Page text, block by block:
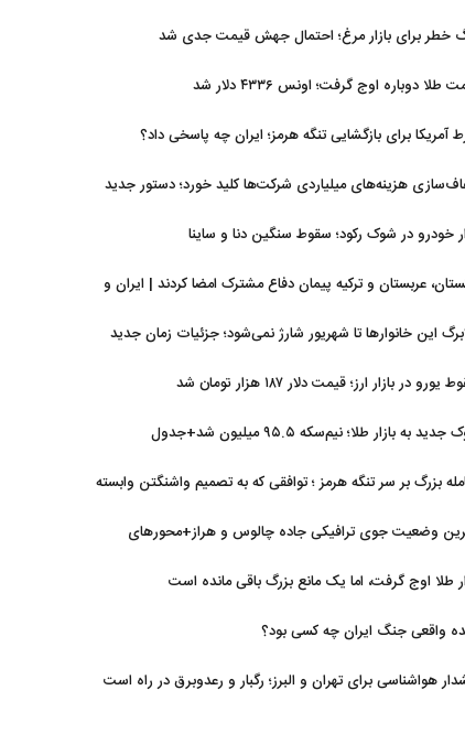
خطر برای بازار مرغ؛ احتمال جهش قیمت جدی شد
طلا دوباره اوج گرفت؛ اونس ۴۳۳۶ دلار شد
آمریکا برای بازگشایی تنگه هرمز؛ ایران چه پاسخی داد؟
هزینه‌های میلیاردی شرکت‌ها کلید خورد؛ دستور جدید
خودرو در شوک رکود؛ سقوط سنگین دنا و ساینا
عربستان و ترکیه پیمان دفاع مشترک امضا کردند | ایران و
این خانوارها تا شهریور شارژ نمی‌شود؛ جزئیات زمان جدید
یورو در بازار ارز؛ قیمت دلار ۱۸۷ هزار تومان شد
به بازار طلا؛ نیم‌سکه ۹۵.۵ میلیون شد+جدول
بزرگ بر سر تنگه هرمز ؛ توافقی که به تصمیم واشنگتن وابسته
وضعیت جوی ترافیکی جاده چالوس و هراز+محورهای
طلا اوج گرفت، اما یک مانع بزرگ باقی مانده است
واقعی جنگ ایران چه کسی بود؟
هواشناسی برای تهران و البرز؛ رگبار و رعدوبرق در راه است